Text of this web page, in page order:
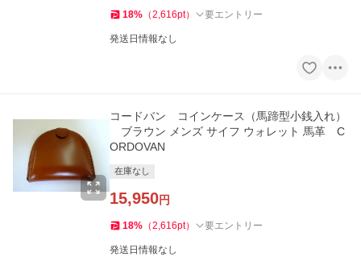
18% （2,616pt） 要エントリー
発送日情報なし
コードバン コインケース（馬蹄型小銭入れ）
ブラウン メンズ サイフ ウォレット 馬革 C
ORDOVAN
在庫なし
15,950円
18% （2,616pt） 要エントリー
発送日情報なし